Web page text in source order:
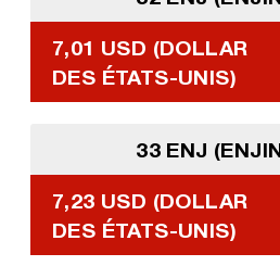
7,01 USD (DOLLAR
DES ÉTATS-UNIS)
33 ENJ
7,23 USD (DOLLAR
DES ÉTATS-UNIS)